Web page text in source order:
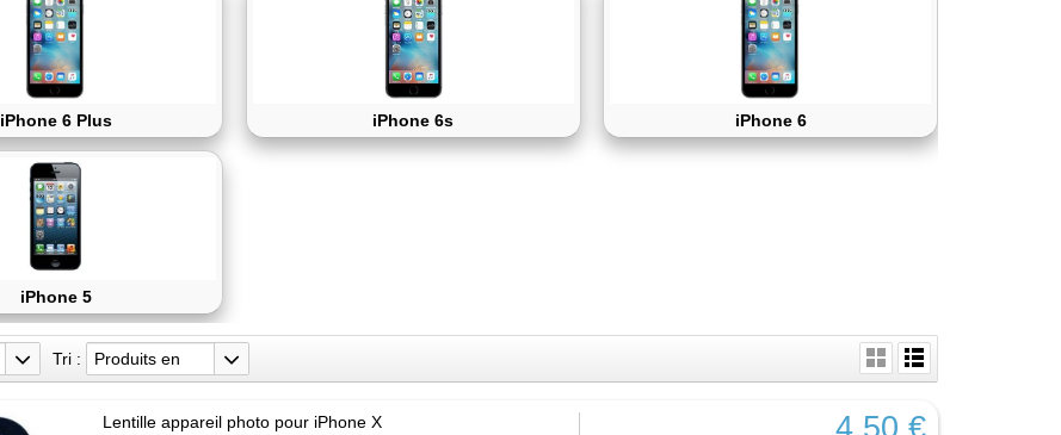
iPhone 6 Plus iPhone 6s iPhone 6
iPhone 5
Tri :
Produits en
Lentille appareil photo pour iPhone X
4,50 €